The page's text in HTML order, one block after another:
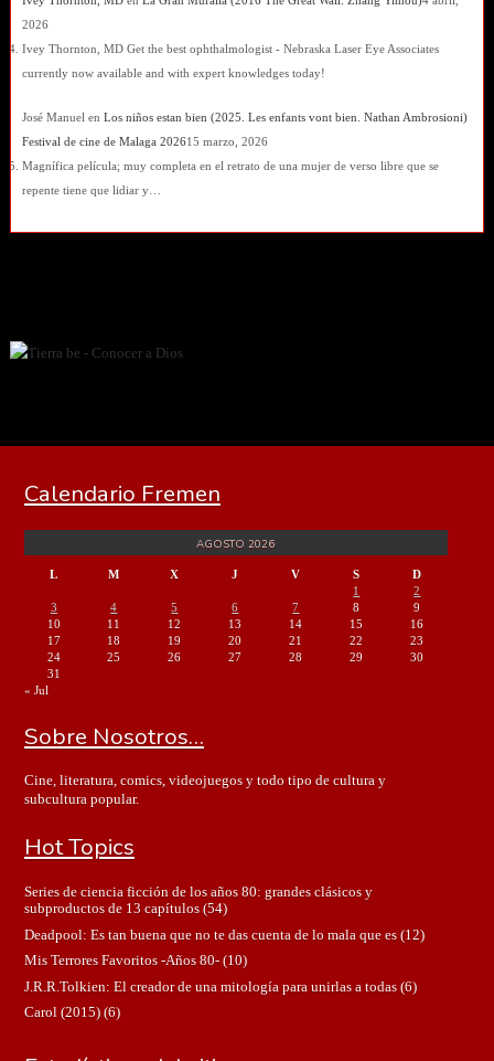
2026
Ivey Thornton, MD Get the best ophthalmologist - Nebraska Laser Eye Associates
currently now available and with expert knowledges today!
José Manuel en Los niños estan bien (2025. Les enfants vont bien. Nathan Ambrosioni)
Festival de cine de Malaga 202615 marzo, 2026
Magnífica película; muy completa en el retrato de una mujer de verso libre que se
repente tiene que lidiar y…
Calendario Fremen
AGOSTO 2026
L M X J V S
D
1
2
3
4 5 6 7 8
9
10
11 12 13 14 15
16
17
18 19 20 21 22
23
24
25 26 27 28 29
30
31
« Jul
Sobre Nosotros…
Cine, literatura, comics, videojuegos y todo tipo de cultura y
subcultura popular.
Hot Topics
Series de ciencia ficción de los años 80: grandes clásicos y
subproductos de 13 capítulos(54)
Deadpool: Es tan buena que no te das cuenta de lo mala que es(12)
Mis Terrores Favoritos -Años 80-(10)
J.R.R.Tolkien: El creador de una mitología para unirlas a todas(6)
Carol (2015)(6)